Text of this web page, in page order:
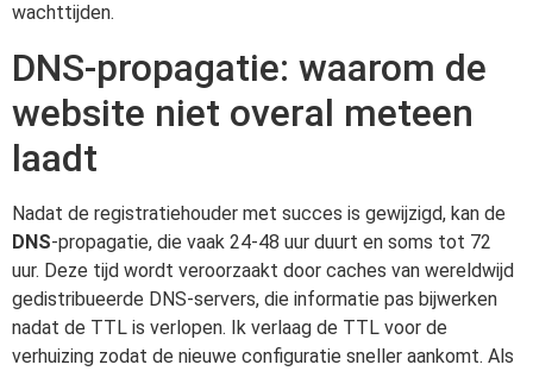
wachttijden.
DNS-propagatie: waarom de
website niet overal meteen
laadt
Nadat de registratiehouder met succes is gewijzigd, kan de
DNS-propagatie, die vaak 24-48 uur duurt en soms tot 72
uur. Deze tijd wordt veroorzaakt door caches van wereldwijd
gedistribueerde DNS-servers, die informatie pas bijwerken
nadat de TTL is verlopen. Ik verlaag de TTL voor de
verhuizing zodat de nieuwe configuratie sneller aankomt. Als